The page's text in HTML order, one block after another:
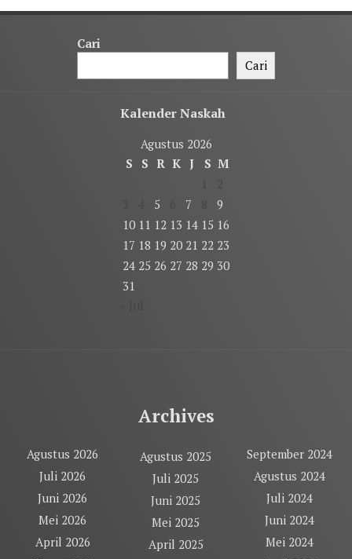
Cari
Cari
Kalender Naskah
Agustus 2026
S
S R K J S M
5 7
9
10 11 12 13 14 15 16
17 18 19 20 21 22 23
24 25 26 27 28 29 30
31
Archives
Agustus 2026
Juli 2026
Juni 2026
Mei 2026
April 2026
Agustus 2025
Juli 2025
Juni 2025
Mei 2025
April 2025
September 2024
Agustus 2024
Juli 2024
Juni 2024
Mei 2024